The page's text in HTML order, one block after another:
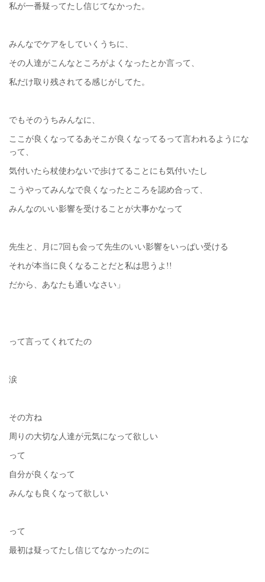
私が一番疑ってたし信じてなかった。
みんなでケアをしていくうちに、
その人達がこんなところがよくなったとか言って、
私だけ取り残されてる感じがしてた。
でもそのうちみんなに、
ここが良くなってるあそこが良くなってるって言われるようにな
って、
気付いたら杖使わないで歩けてることにも気付いたし
こうやってみんなで良くなったところを認め合って、
みんなのいい影響を受けることが大事かなって
先生と、月に7回も会って先生のいい影響をいっぱい受ける
それが本当に良くなることだと私は思うよ!!
だから、あなたも通いなさい」
って言ってくれてたの
涙
その方ね
周りの大切な人達が元気になって欲しい
って
自分が良くなって
みんなも良くなって欲しい
って
最初は疑ってたし信じてなかったのに